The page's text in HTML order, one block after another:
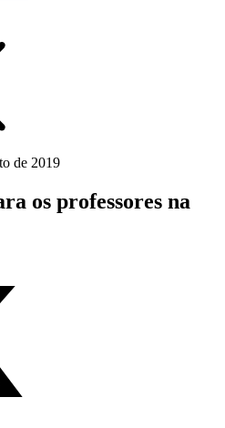
de 2019
os professores na